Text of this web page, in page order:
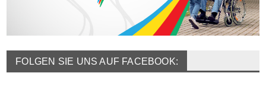
FOLGEN SIE UNS AUF FACEBOOK: